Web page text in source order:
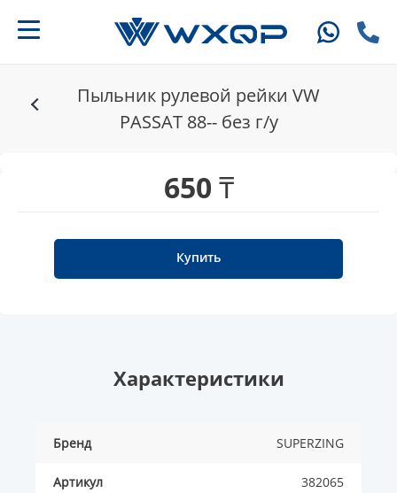
Пыльник рулевой рейки VW
PASSAT 88-- без г/у
650 ₸
Купить
Характеристики
Бренд SUPERZING
Артикул 382065